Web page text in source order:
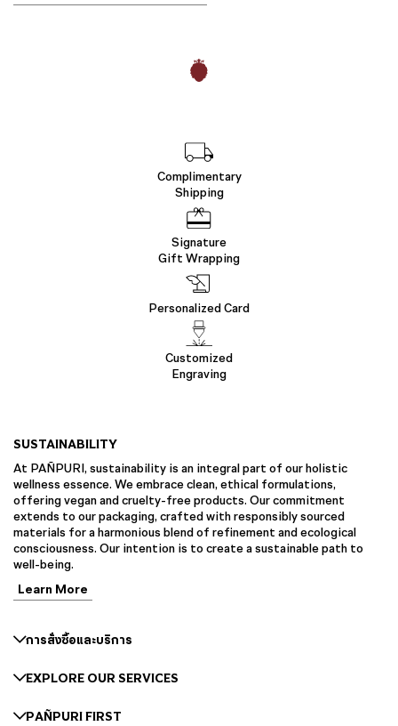
Complimentary
Shipping
Signature
Gift Wrapping
Personalized Card
Customized
Engraving
SUSTAINABILITY
At PAÑPURI, sustainability is an integral part of our holistic
wellness essence. We embrace clean, ethical formulations,
offering vegan and cruelty-free products. Our commitment
extends to our packaging, crafted with responsibly sourced
materials for a harmonious blend of refinement and ecological
consciousness. Our intention is to create a sustainable path to
well-being.
Learn More
การสั่งซื้อและบริการ
EXPLORE OUR SERVICES
PAÑPURI FIRST